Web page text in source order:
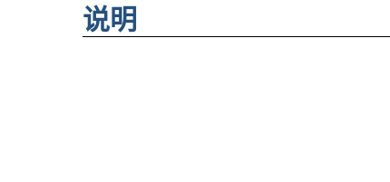
说明